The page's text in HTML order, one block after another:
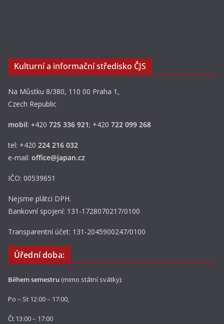
Kulturní a informační středisko ČJS
Na Můstku 8/380, 110 00 Praha 1,
Czech Republic
mobil: +420 725 336 921; +420 722 099 268
tel: +420 224 216 032
e-mail: office@japan.cz
IČO: 00539651
Nejsme plátci DPH.
Bankovní spojení: 131-1728070217/0100
Transparentní účet: 131-2045900247/0100
Úřední doba:
Během semestru (mimo státní svátky):
Po – St 12:00 – 17:00,
Čt 13:00 – 17:00